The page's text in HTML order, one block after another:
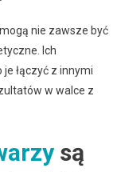
nie zawsze być
Ich
łączyć z innymi
w walce z
są